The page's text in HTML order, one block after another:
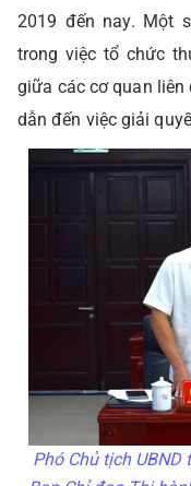
2019 đến nay. Một
trong việc tổ chức
giữa các cơ quan liên
dẫn đến việc giải
Phó Chủ tịch